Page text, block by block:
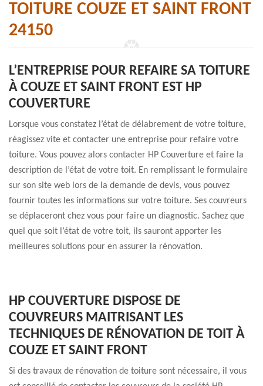
TOITURE COUZE ET SAINT FRONT
24150
L’ENTREPRISE POUR REFAIRE SA TOITURE
À COUZE ET SAINT FRONT EST HP
COUVERTURE
Lorsque vous constatez l’état de délabrement de votre toiture,
réagissez vite et contacter une entreprise pour refaire votre
toiture. Vous pouvez alors contacter HP Couverture et faire la
description de l’état de votre toit. En remplissant le formulaire
sur son site web lors de la demande de devis, vous pouvez
fournir toutes les informations sur votre toiture. Ses couvreurs
se déplaceront chez vous pour faire un diagnostic. Sachez que
quel que soit l’état de votre toit, ils sauront apporter les
meilleures solutions pour en assurer la rénovation.
HP COUVERTURE DISPOSE DE
COUVREURS MAITRISANT LES
TECHNIQUES DE RÉNOVATION DE TOIT À
COUZE ET SAINT FRONT
Si des travaux de rénovation de toiture sont nécessaire, il vous